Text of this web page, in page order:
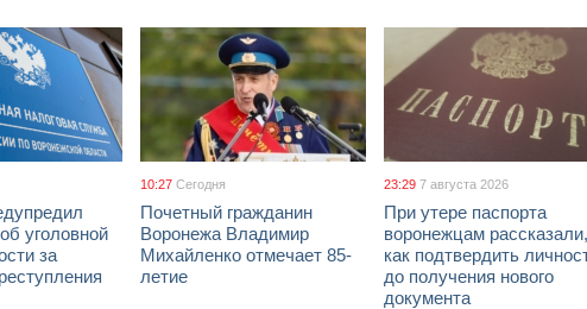
уголовной
за
10:27 Сегодня
Почетный гражданин
Воронежа Владимир
Михайленко отмечает 85-
летие
23:29 7 августа 2026
При утере паспорта
воронежцам рассказали,
как подтвердить
до получения нового
документа